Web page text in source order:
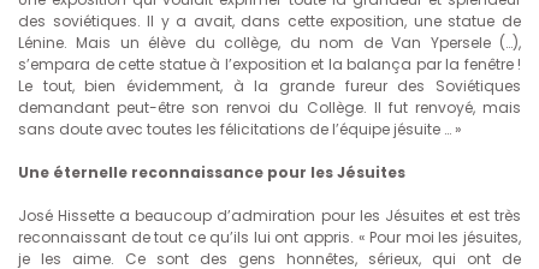
des soviétiques. Il y a avait, dans cette exposition, une statue de
Lénine. Mais un élève du collège, du nom de Van Ypersele (…),
s’empara de cette statue à l’exposition et la balança par la fenêtre !
Le tout, bien évidemment, à la grande fureur des Soviétiques
demandant peut-être son renvoi du Collège. Il fut renvoyé, mais
sans doute avec toutes les félicitations de l’équipe jésuite … »
Une éternelle reconnaissance pour les Jésuites
José Hissette a beaucoup d’admiration pour les Jésuites et est très
reconnaissant de tout ce qu’ils lui ont appris. « Pour moi les jésuites,
je les aime. Ce sont des gens honnêtes, sérieux, qui ont de